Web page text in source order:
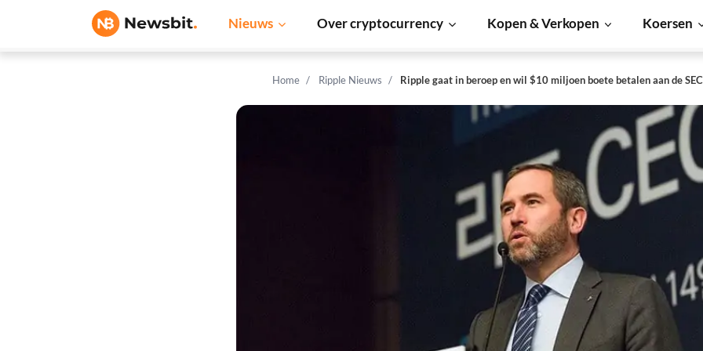
Nieuws Over cryptocurrency Kopen & Verkopen Koersen
Home Ripple Nieuws Ripple gaat in beroep en wil $10 miljoen boete betalen aan de SEC